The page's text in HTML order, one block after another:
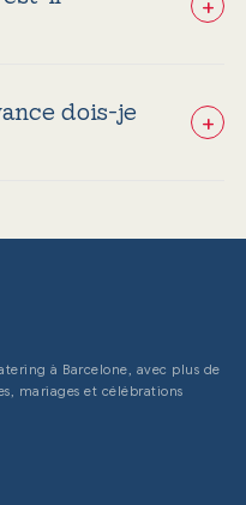
dois-je
+
à Barcelone, avec plus de
mariages et célébrations